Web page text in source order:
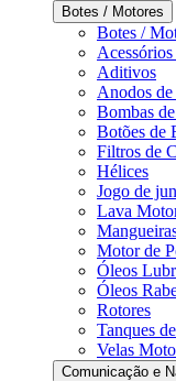
Botes / Motores
Botes /
Aditivos
Anodos
Bombas
Botões de
Filtros de
Hélices
Jogo de
Lava
Motor de
Óleos
Óleos
Rotores
Tanques
Velas
Comunicação e